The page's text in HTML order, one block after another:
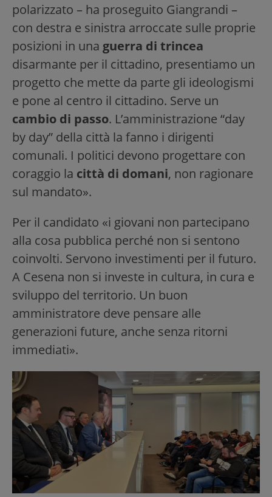
polarizzato – ha proseguito Giangrandi –
con destra e sinistra arroccate sulle proprie
posizioni in una guerra di trincea
disarmante per il cittadino, presentiamo un
progetto che mette da parte gli ideologismi
e pone al centro il cittadino. Serve un
cambio di passo. L’amministrazione “day
by day” della città la fanno i dirigenti
comunali. I politici devono progettare con
coraggio la città di domani, non ragionare
sul mandato».
Per il candidato «i giovani non partecipano
alla cosa pubblica perché non si sentono
coinvolti. Servono investimenti per il futuro.
A Cesena non si investe in cultura, in cura e
sviluppo del territorio. Un buon
amministratore deve pensare alle
generazioni future, anche senza ritorni
immediati».